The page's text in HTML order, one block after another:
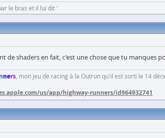
le bras et il lui dit '
de shaders en fait, c'est une chose que tu
ners , mon jeu de racing à la Outrun qu'il est sorti le 14
us/app/highway-runners/id964932741